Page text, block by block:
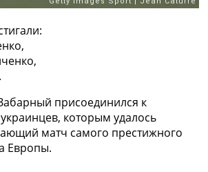
стран УЕФА
клубов УЕФА
ФИФА
присоединился к
которым удалось
матч самого престижного
Европы.